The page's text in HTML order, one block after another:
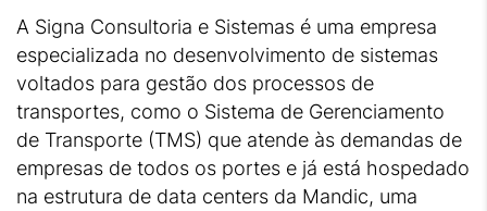
A Signa Consultoria e Sistemas é uma empresa
especializada no desenvolvimento de sistemas
voltados para gestão dos processos de
transportes, como o Sistema de Gerenciamento
de Transporte (TMS) que atende às demandas de
empresas de todos os portes e já está hospedado
na estrutura de data centers da Mandic, uma